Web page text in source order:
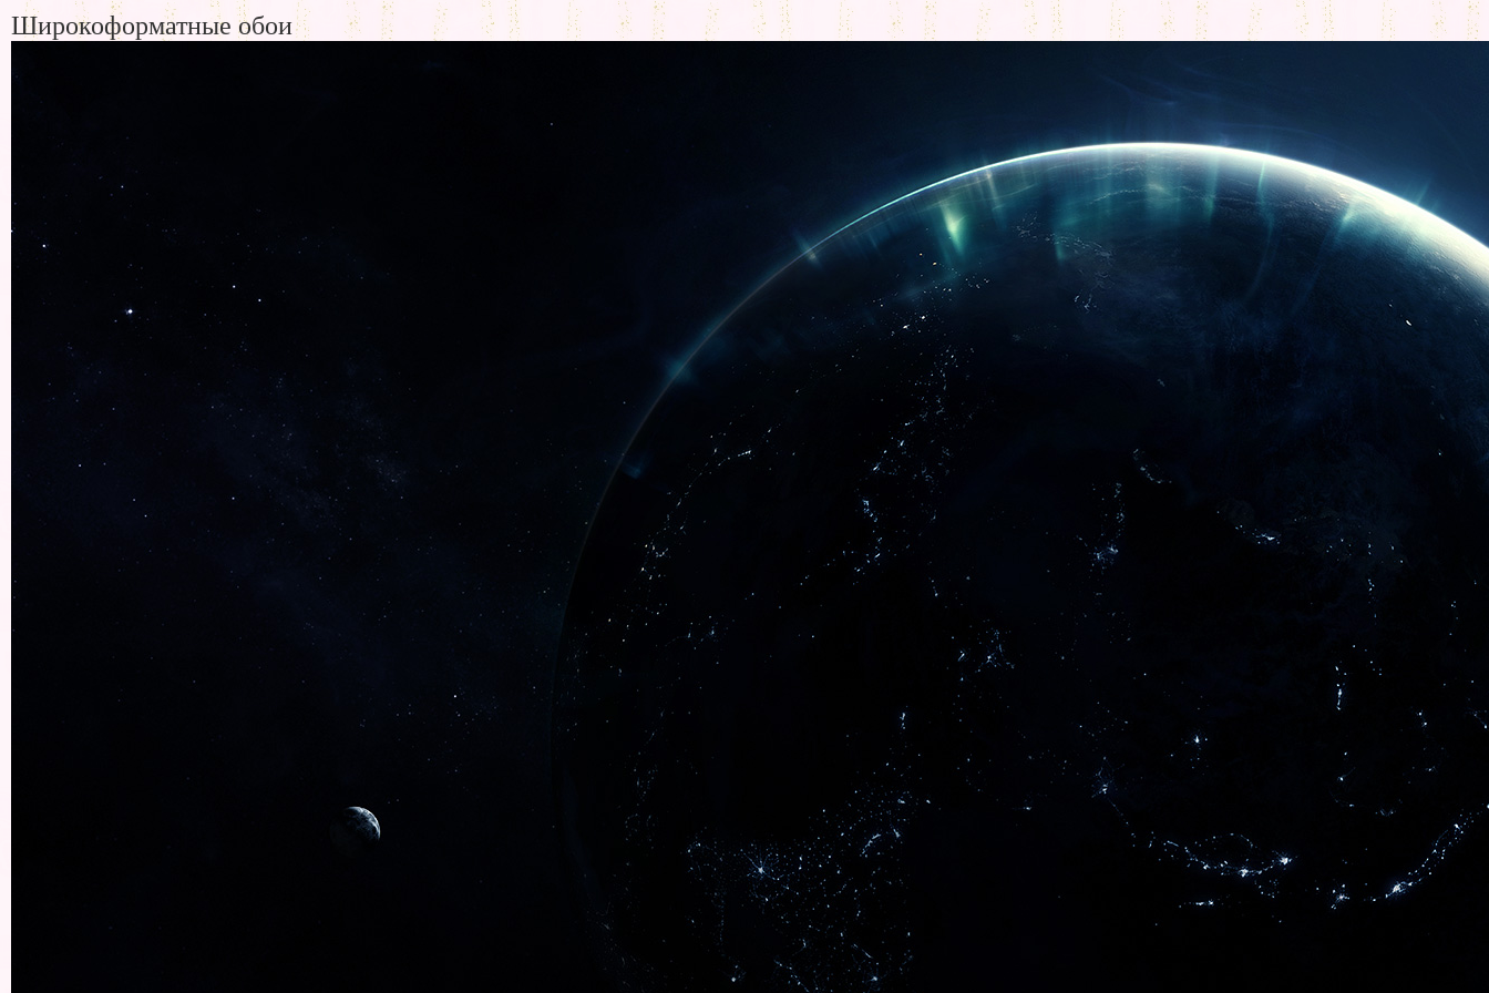
Широкоформатные обои